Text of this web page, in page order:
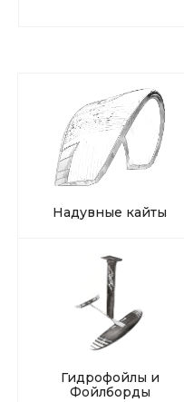
Надувные кайты
Гидрофойлы и
Фойлборды